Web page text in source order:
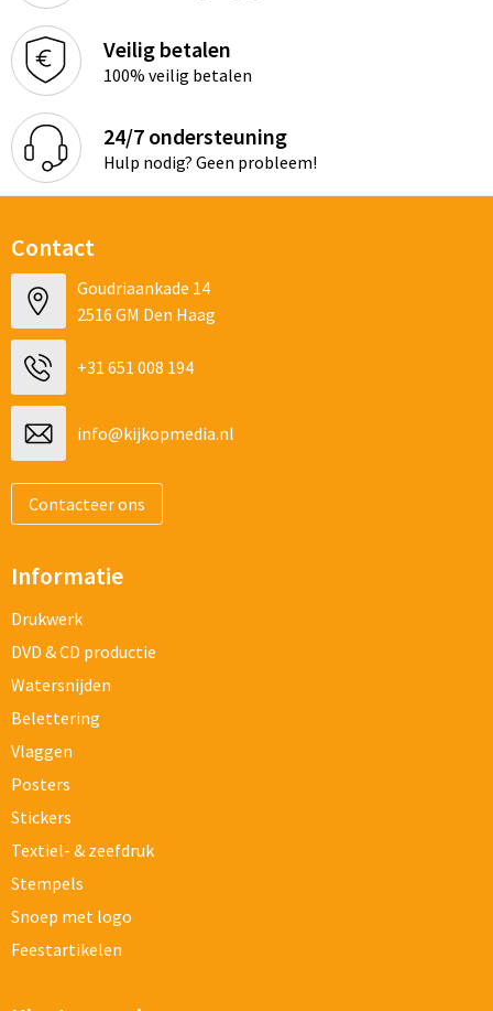
Veilig betalen
100% veilig betalen
24/7 ondersteuning
Hulp nodig? Geen probleem!
Contact
Goudriaankade 14
2516 GM Den Haag
+31 651 008 194
info@kijkopmedia.nl
Contacteer ons
Informatie
Drukwerk
DVD & CD productie
Watersnijden
Belettering
Vlaggen
Posters
Stickers
Textiel- & zeefdruk
Stempels
Snoep met logo
Feestartikelen